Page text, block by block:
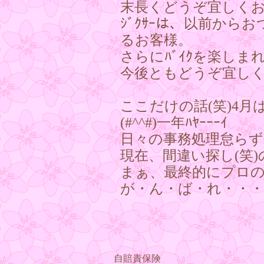
末長くどうぞ宜しく
ｼﾞｸｻｰは、以前から
るお客様。
さらにﾊﾞｲｸを楽しま
今後ともどうぞ宜し
ここだけの話(笑)4月
(#^^#)一年ﾊﾔｰｰｰｲ
日々の事務処理怠ら
現在、間違い探し(笑
まぁ、最終的にプロ
が・ん・ば・れ・・
自賠責保険